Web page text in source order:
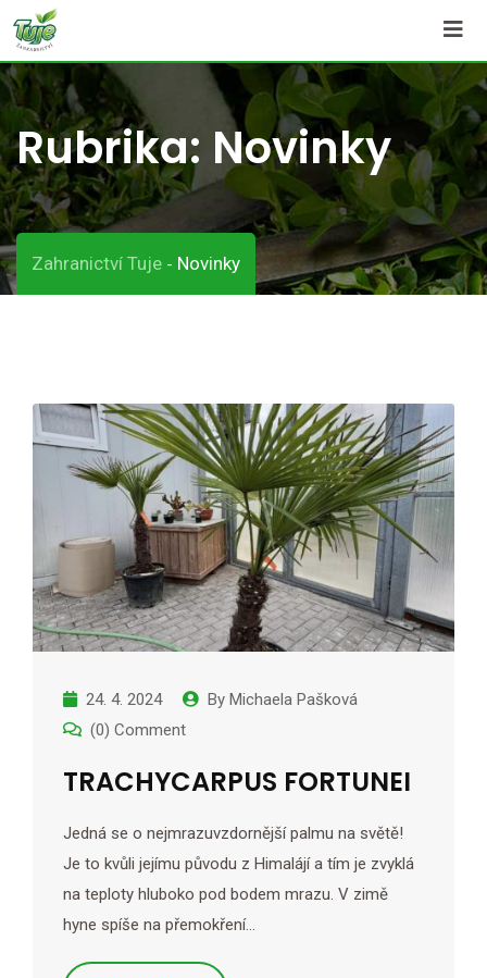
Skip
content
Rubrika: Novinky
Zahranictví Tuje - Novinky
24. 4. 2024 By Michaela Pašková
(0) Comment
TRACHYCARPUS FORTUNEI
Jedná se o nejmrazuvzdornější palmu na světě!
Je to kvůli jejímu původu z Himalájí a tím je zvyklá
na teploty hluboko pod bodem mrazu. V zimě
hyne spíše na přemokření…